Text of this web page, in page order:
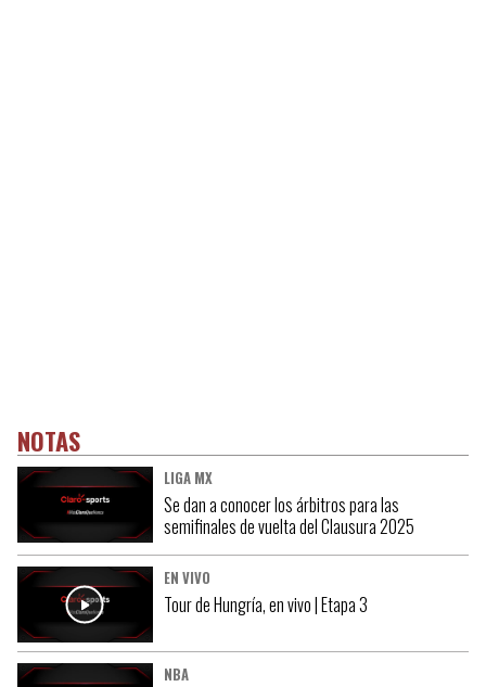
NOTAS
LIGA MX
Se dan a conocer los árbitros para las
semifinales de vuelta del Clausura 2025
EN VIVO
Tour de Hungría, en vivo | Etapa 3
NBA